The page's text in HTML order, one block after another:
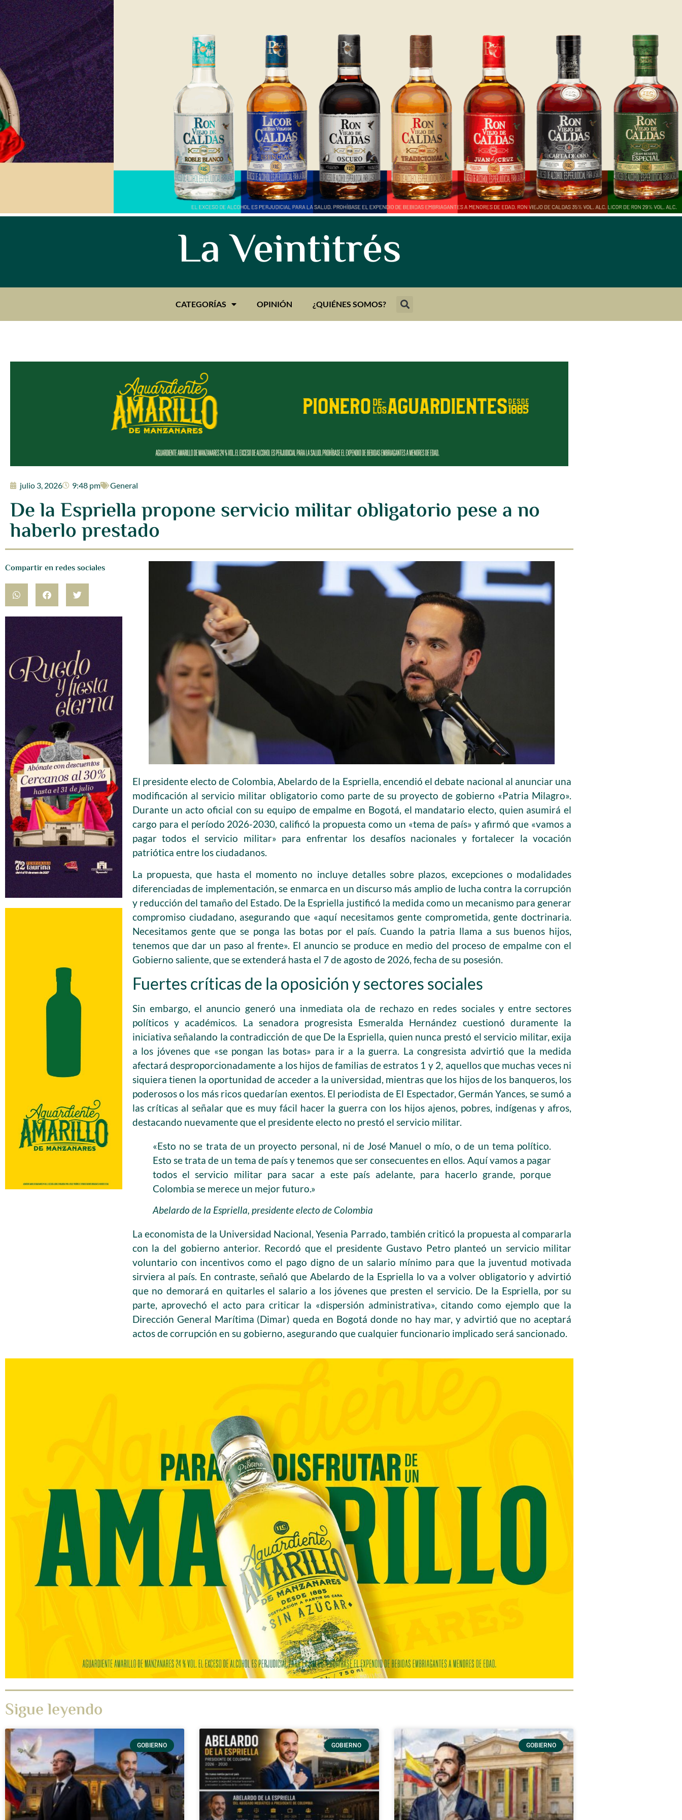
La Veintitrés
CATEGORÍAS OPINIÓN ¿QUIÉNES SOMOS?
julio 3, 2026 9:48 pm General
De la Espriella propone servicio militar obligatorio pese a no
haberlo prestado
Compartir en redes sociales
El presidente electo de Colombia, Abelardo de la Espriella, encendió el debate nacional al anunciar una
modificación al servicio militar obligatorio como parte de su proyecto de gobierno «Patria Milagro».
Durante un acto oficial con su equipo de empalme en Bogotá, el mandatario electo, quien asumirá el
cargo para el período 2026-2030, calificó la propuesta como un «tema de país» y afirmó que «vamos a
pagar todos el servicio militar» para enfrentar los desafíos nacionales y fortalecer la vocación
patriótica entre los ciudadanos.
La propuesta, que hasta el momento no incluye detalles sobre plazos, excepciones o modalidades
diferenciadas de implementación, se enmarca en un discurso más amplio de lucha contra la corrupción
y reducción del tamaño del Estado. De la Espriella justificó la medida como un mecanismo para generar
compromiso ciudadano, asegurando que «aquí necesitamos gente comprometida, gente doctrinaria.
Necesitamos gente que se ponga las botas por el país. Cuando la patria llama a sus buenos hijos,
tenemos que dar un paso al frente». El anuncio se produce en medio del proceso de empalme con el
Gobierno saliente, que se extenderá hasta el 7 de agosto de 2026, fecha de su posesión.
Fuertes críticas de la oposición y sectores sociales
Sin embargo, el anuncio generó una inmediata ola de rechazo en redes sociales y entre sectores
políticos y académicos. La senadora progresista Esmeralda Hernández cuestionó duramente la
iniciativa señalando la contradicción de que De la Espriella, quien nunca prestó el servicio militar, exija
a los jóvenes que «se pongan las botas» para ir a la guerra. La congresista advirtió que la medida
afectará desproporcionadamente a los hijos de familias de estratos 1 y 2, aquellos que muchas veces ni
siquiera tienen la oportunidad de acceder a la universidad, mientras que los hijos de los banqueros, los
poderosos o los más ricos quedarían exentos. El periodista de El Espectador, Germán Yances, se sumó a
las críticas al señalar que es muy fácil hacer la guerra con los hijos ajenos, pobres, indígenas y afros,
destacando nuevamente que el presidente electo no prestó el servicio militar.
«Esto no se trata de un proyecto personal, ni de José Manuel o mío, o de un tema político.
Esto se trata de un tema de país y tenemos que ser consecuentes en ellos. Aquí vamos a pagar
todos el servicio militar para sacar a este país adelante, para hacerlo grande, porque
Colombia se merece un mejor futuro.»
Abelardo de la Espriella, presidente electo de Colombia
La economista de la Universidad Nacional, Yesenia Parrado, también criticó la propuesta al compararla
con la del gobierno anterior. Recordó que el presidente Gustavo Petro planteó un servicio militar
voluntario con incentivos como el pago digno de un salario mínimo para que la juventud motivada
sirviera al país. En contraste, señaló que Abelardo de la Espriella lo va a volver obligatorio y advirtió
que no demorará en quitarles el salario a los jóvenes que presten el servicio. De la Espriella, por su
parte, aprovechó el acto para criticar la «dispersión administrativa», citando como ejemplo que la
Dirección General Marítima (Dimar) queda en Bogotá donde no hay mar, y advirtió que no aceptará
actos de corrupción en su gobierno, asegurando que cualquier funcionario implicado será sancionado.
Sigue leyendo
GOBIERNO GOBIERNO GOBIERNO